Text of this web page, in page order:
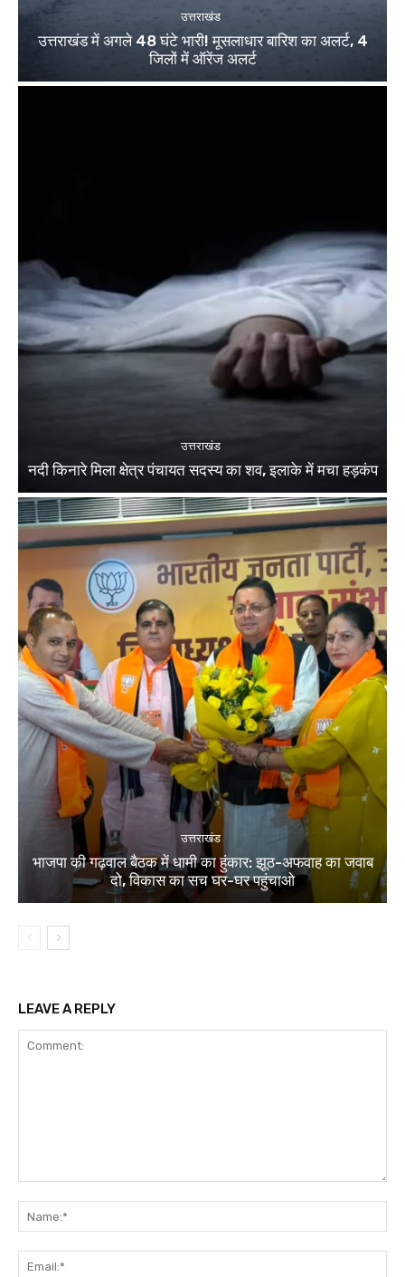
उत्तराखंड
उत्तराखंड में अगले 48 घंटे भारी! मूसलाधार बारिश का अलर्ट, 4
जिलों में ऑरेंज अलर्ट
उत्तराखंड
नदी किनारे मिला क्षेत्र पंचायत सदस्य का शव, इलाके में मचा हड़कंप
उत्तराखंड
भाजपा की गढ़वाल बैठक में धामी का हुंकार: झूठ-अफवाह का जवाब
दो, विकास का सच घर-घर पहुंचाओ
LEAVE A REPLY